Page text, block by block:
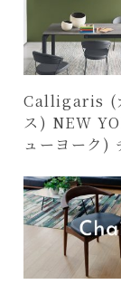
Calligaris (
ス) NEW
ューヨーク)